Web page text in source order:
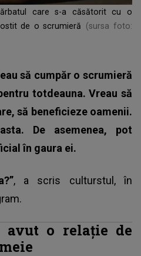
care s-a căsătorit cu o
de o scrumieră
(sursa foto:
să cumpăr o scrumieră
totdeauna. Vreau să
să beneficieze oamenii.
De asemenea, pot
în gaura ei.
, a scris culturstul, în
avut o relație de